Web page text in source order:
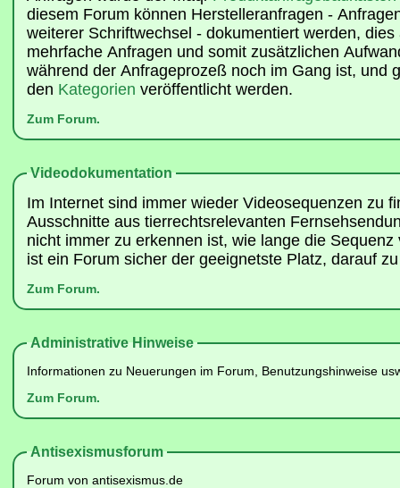
diesem Forum können Herstelleranfragen -
weiterer Schriftwechsel - dokumentiert werden,
mehrfache Anfragen und somit zusätzlichen
während der Anfrageprozeß noch im Gang ist, und
den Kategorien veröffentlicht werden.
Zum Forum.
Videodokumentation
Im Internet sind immer wieder Videosequenzen zu
Ausschnitte aus tierrechtsrelevanten
nicht immer zu erkennen ist, wie lange die
ist ein Forum sicher der geeignetste Platz, darauf
Zum Forum.
Administrative Hinweise
Informationen zu Neuerungen im Forum, Benutzungshinweise
Zum Forum.
Antisexismusforum
Forum von antisexismus.de